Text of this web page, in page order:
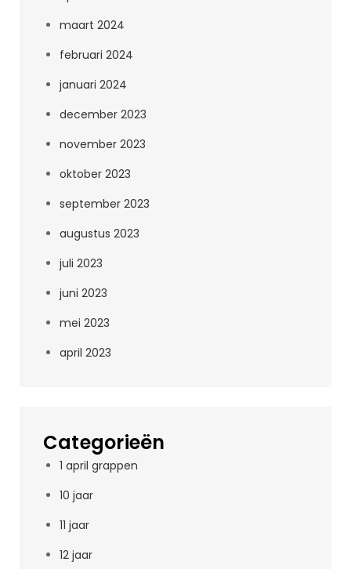
maart 2024
februari 2024
januari 2024
december 2023
november 2023
oktober 2023
september 2023
augustus 2023
juli 2023
juni 2023
mei 2023
april 2023
Categorieën
1 april grappen
10 jaar
11 jaar
12 jaar